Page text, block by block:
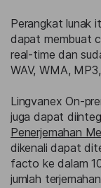
Perangkat lunak
dapat membuat
real-time dan
WAV, WMA,
Lingvanex On-
juga dapat
Penerjemahan
dikenali dapat
facto ke dalam
jumlah